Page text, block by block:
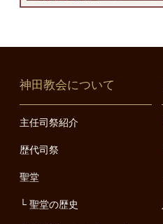
神田教会について
主任司祭紹介
歴代司祭
聖堂
聖堂の歴史